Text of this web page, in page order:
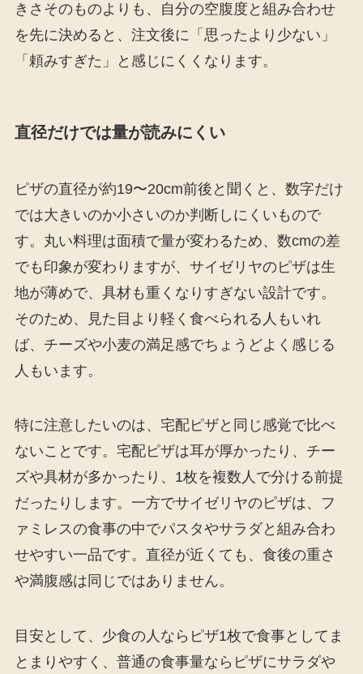
きさそのものよりも、自分の空腹度と組み合わせ
を先に決めると、注文後に「思ったより少ない」
「頼みすぎた」と感じにくくなります。
直径だけでは量が読みにくい
ピザの直径が約19〜20cm前後と聞くと、数字だけ
では大きいのか小さいのか判断しにくいもので
す。丸い料理は面積で量が変わるため、数cmの差
でも印象が変わりますが、サイゼリヤのピザは生
地が薄めで、具材も重くなりすぎない設計です。
そのため、見た目より軽く食べられる人もいれ
ば、チーズや小麦の満足感でちょうどよく感じる
人もいます。
特に注意したいのは、宅配ピザと同じ感覚で比べ
ないことです。宅配ピザは耳が厚かったり、チー
ズや具材が多かったり、1枚を複数人で分ける前提
だったりします。一方でサイゼリヤのピザは、フ
ァミレスの食事の中でパスタやサラダと組み合わ
せやすい一品です。直径が近くても、食後の重さ
や満腹感は同じではありません。
目安として、少食の人ならピザ1枚で食事としてま
とまりやすく、普通の食事量ならピザにサラダや